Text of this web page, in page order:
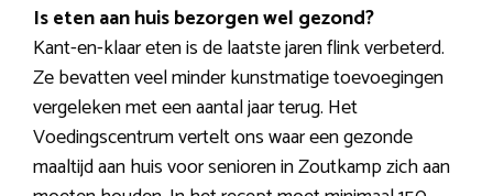
Is eten aan huis bezorgen wel gezond?
Kant-en-klaar eten is de laatste jaren flink verbeterd.
Ze bevatten veel minder kunstmatige toevoegingen
vergeleken met een aantal jaar terug. Het
Voedingscentrum vertelt ons waar een gezonde
maaltijd aan huis voor senioren in Zoutkamp zich aan